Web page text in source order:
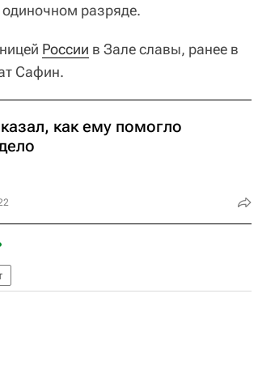
разряде.
России в Зале славы, ранее в
Сафин.
как ему помогло